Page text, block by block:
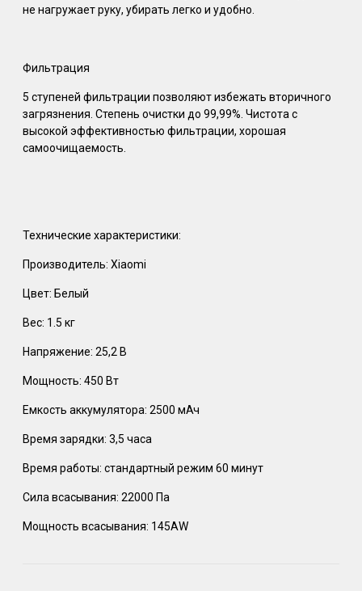
не нагружает руку, убирать легко и удобно.
Фильтрация
5 ступеней фильтрации позволяют избежать вторичного
загрязнения. Степень очистки до 99,99%. Чистота с
высокой эффективностью фильтрации, хорошая
самоочищаемость.
Технические характеристики:
Производитель: Xiaomi
Цвет: Белый
Вес: 1.5 кг
Напряжение: 25,2 В
Мощность: 450 Вт
Емкость аккумулятора: 2500 мАч
Время зарядки: 3,5 часа
Время работы: стандартный режим 60 минут
Сила всасывания: 22000 Па
Мощность всасывания: 145AW